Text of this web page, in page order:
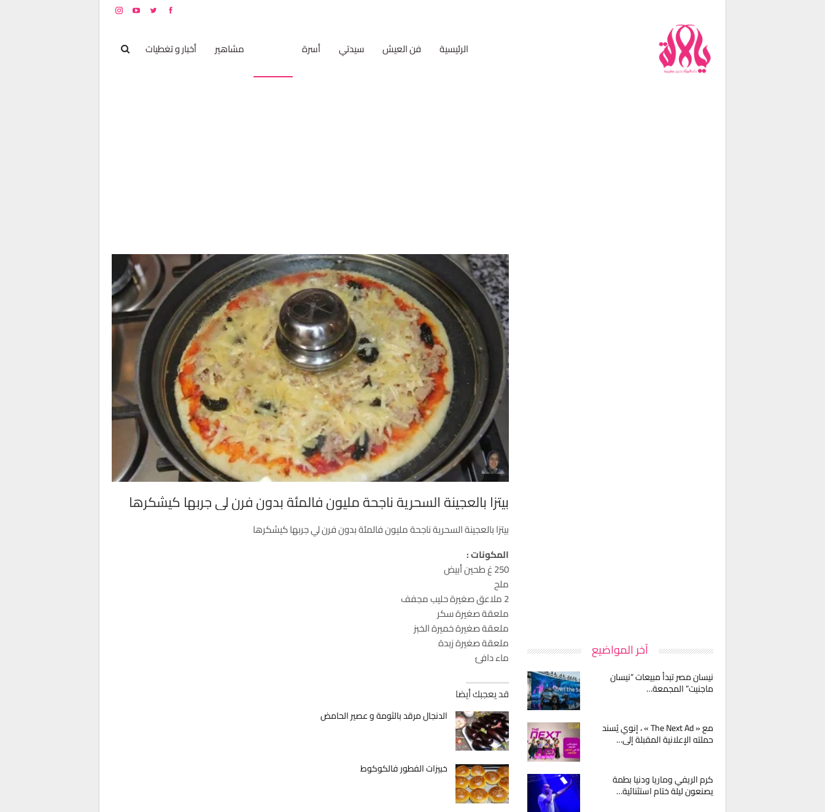
الرئيسية فن العيش سيدتي أسرة مشاهير أخبار و تغطيات
بيتزا بالعجينة السحرية ناجحة مليون فالمئة بدون فرن لي جربها كيشكرها
بيتزا بالعجينة السحرية ناجحة مليون فالمئة بدون فرن لي جربها كيشكرها
المكونات :
250 غ طحين أبيض
ملح
2 ملاعق صغيرة حليب مجفف
ملعقة صغيرة سكر
ملعقة صغيرة خميرة الخبز
ملعقة صغيرة زبدة
ماء دافئ
قد يعجبك أيضا
الدنجال مرقد بالثومة و عصير الحامض
خبيزات الفطور فالكوكوط
آخر المواضيع
نيسان مصر تبدأ مبيعات “نيسان
ماجنيت” المجمعة…
مع « The Next Ad » ، إنوي يُسند
حملته الإعلانية المقبلة إلى…
كرم الريفي وماريا ودنيا بطمة
يصنعون ليلة ختام استثنائية…